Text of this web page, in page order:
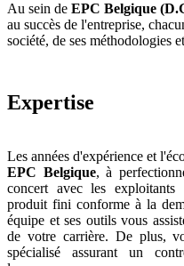
Au sein de EPC Belgique
au succès de l'entreprise,
société, de ses méthodologies
Expertise
Les années d'expérience et
EPC Belgique, à
concert avec les exploitants
produit fini conforme à la
équipe et ses outils vous
de votre carrière. De plus,
spécialisé assurant un